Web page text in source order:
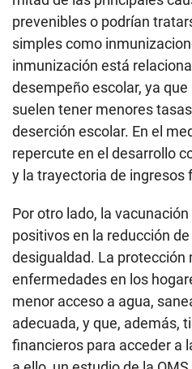
prevenibles o podrían
simples como
inmunización está
desempeño escolar, ya
suelen tener menores
deserción escolar. En el
repercute en el desarrollo
y la trayectoria de ingresos
Por otro lado, la
positivos en la reducción
desigualdad. La protección
enfermedades en los
menor acceso a agua,
adecuada, y que, además,
financieros para acceder a